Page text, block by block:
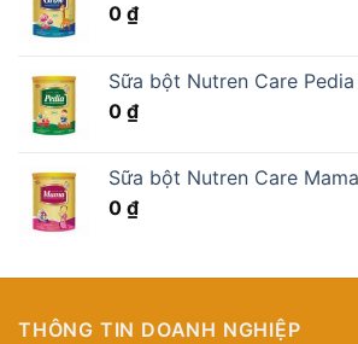
0 ₫
Sữa bột Nutren Care
0 ₫
Sữa bột Nutren Care Mama
0 ₫
THÔNG TIN DOANH NGHIỆP